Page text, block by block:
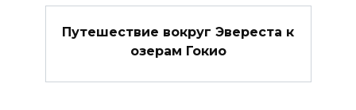
Путешествие вокруг Эвереста к
озерам Гокио